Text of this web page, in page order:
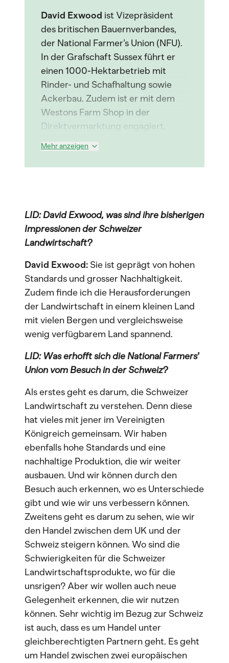
David Exwood ist Vizepräsident
des britischen Bauernverbandes,
der National Farmer’s Union (NFU).
In der Grafschaft Sussex führt er
einen 1000-Hektarbetrieb mit
Rinder- und Schafhaltung sowie
Ackerbau. Zudem ist er mit dem
Westons Farm Shop in der
Direktvermarktung engagiert.
Mehr anzeigen
LID: David Exwood, was sind ihre bisherigen
Impressionen der Schweizer
Landwirtschaft?
David Exwood: Sie ist geprägt von hohen
Standards und grosser Nachhaltigkeit.
Zudem finde ich die Herausforderungen
der Landwirtschaft in einem kleinen Land
mit vielen Bergen und vergleichsweise
wenig verfügbarem Land spannend.
LID: Was erhofft sich die National Farmers’
Union vom Besuch in der Schweiz?
Als erstes geht es darum, die Schweizer
Landwirtschaft zu verstehen. Denn diese
hat vieles mit jener im Vereinigten
Königreich gemeinsam. Wir haben
ebenfalls hohe Standards und eine
nachhaltige Produktion, die wir weiter
ausbauen. Und wir können durch den
Besuch auch erkennen, wo es Unterschiede
gibt und wie wir uns verbessern können.
Zweitens geht es darum zu sehen, wie wir
den Handel zwischen dem UK und der
Schweiz steigern können. Wo sind die
Schwierigkeiten für die Schweizer
Landwirtschaftsprodukte, wo für die
unsrigen? Aber wir wollen auch neue
Gelegenheit erkennen, die wir nutzen
können. Sehr wichtig im Bezug zur Schweiz
ist auch, dass es um Handel unter
gleichberechtigten Partnern geht. Es geht
um Handel zwischen zwei europäischen